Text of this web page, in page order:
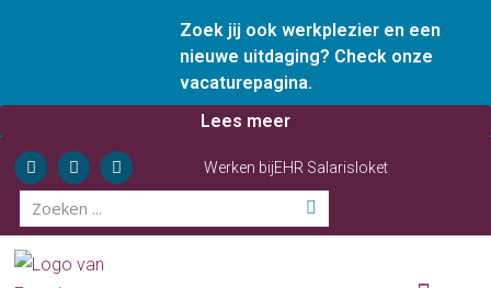
Zoek jij ook werkplezier en een
nieuwe uitdaging? Check onze
vacaturepagina.
Lees meer
Werken bijEHR Salarisloket